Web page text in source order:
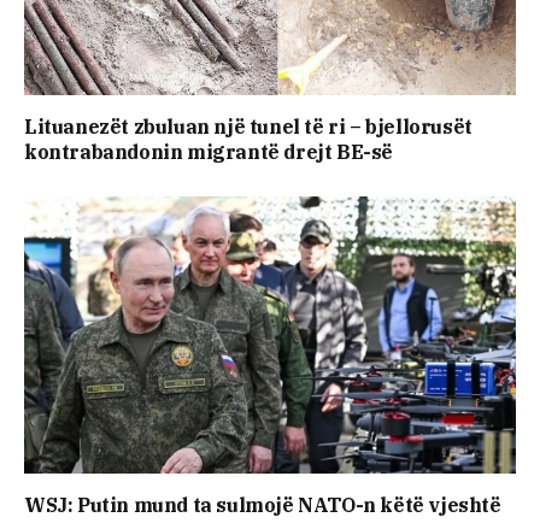
Lituanezët zbuluan një tunel të ri – bjellorusët
kontrabandonin migrantë drejt BE-së
WSJ: Putin mund ta sulmojë NATO-n këtë vjeshtë